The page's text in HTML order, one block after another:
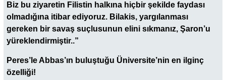
Biz bu ziyaretin Filistin halkına hiçbir şekilde faydası
olmadığına itibar ediyoruz. Bilakis, yargılanması
gereken bir savaş suçlusunun elini sıkmanız, Şaron’u
yüreklendirmiştir..”
Peres’le Abbas’ın buluştuğu Üniversite’nin en ilginç
özelliği!